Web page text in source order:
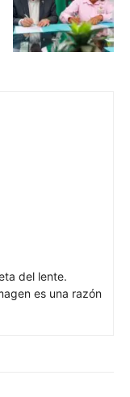
del lente.
es una razón